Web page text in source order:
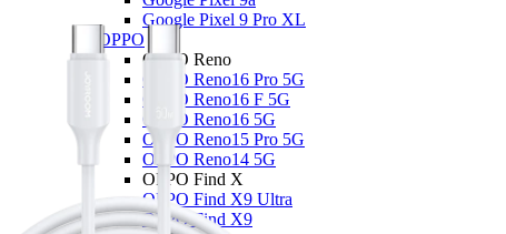
Google Pixel 9 Pro XL
OPPO
OPPO Reno
OPPO Reno16 Pro 5G
OPPO Reno16 F 5G
OPPO Reno16 5G
OPPO Reno15 Pro 5G
OPPO Reno14 5G
OPPO Find X
OPPO Find X9 Ultra
OPPO Find X9